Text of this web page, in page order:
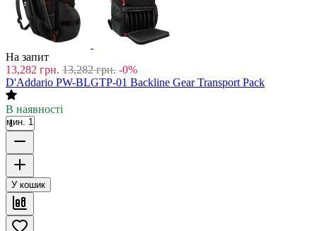
На запит
13,282 грн. 13,282 грн. -0%
D'Addario PW-BLGTP-01 Backline Gear Transport Pack
В наявності
мин. 1
У кошик